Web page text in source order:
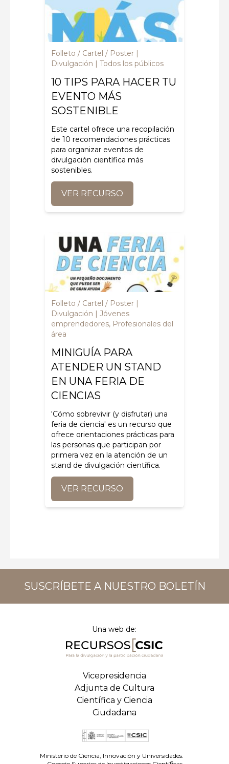
Folleto / Cartel / Poster
Divulgación
Todos los públicos
10 TIPS PARA HACER TU
EVENTO MÁS
SOSTENIBLE
Este cartel ofrece una recopilación
de 10 recomendaciones prácticas
para organizar eventos de
divulgación científica más
sostenibles.
VER RECURSO
Folleto / Cartel / Poster
Divulgación
Jóvenes
emprendedores, Profesionales del
área
MINIGUÍA PARA
ATENDER UN STAND
EN UNA FERIA DE
CIENCIAS
'Cómo sobrevivir (y disfrutar) una
feria de ciencia' es un recurso que
ofrece orientaciones prácticas para
las personas que participan por
primera vez en la atención de un
stand de divulgación científica.
VER RECURSO
SUSCRÍBETE A NUESTRO BOLETÍN
Una web de:
Vicepresidencia
Adjunta de Cultura
Científica y Ciencia
Ciudadana
Ministerio de Ciencia, Innovación y Universidades.